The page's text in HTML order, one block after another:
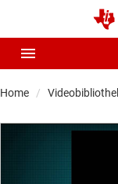
Home